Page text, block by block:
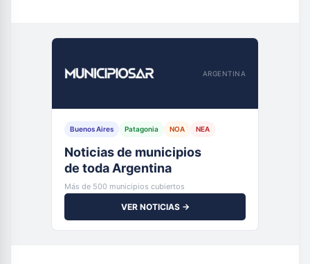
ARGENTINA
Buenos Aires Patagonia NOA NEA
Noticias de municipios
de toda Argentina
Más de 500 municipios cubiertos
VER NOTICIAS →